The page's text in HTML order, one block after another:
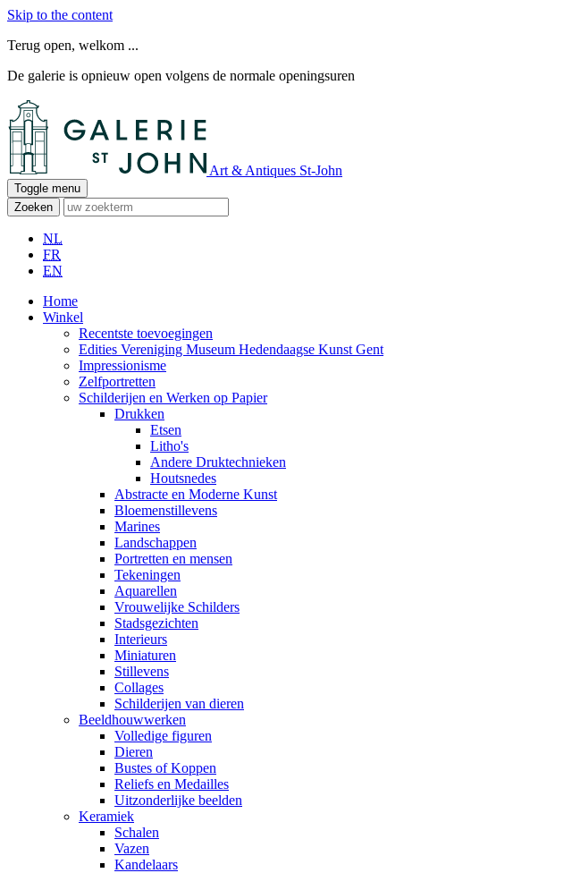
Skip to the content
Terug open, welkom ...
De galerie is opnieuw open volgens de normale openingsuren
Art & Antiques St-John
Toggle menu
Zoeken
NL
FR
EN
Home
Winkel
Recentste toevoegingen
Edities Vereniging Museum Hedendaagse Kunst Gent
Impressionisme
Zelfportretten
Schilderijen en Werken op Papier
Drukken
Etsen
Litho's
Andere Druktechnieken
Houtsnedes
Abstracte en Moderne Kunst
Bloemenstillevens
Marines
Landschappen
Portretten en mensen
Tekeningen
Aquarellen
Vrouwelijke Schilders
Stadsgezichten
Interieurs
Miniaturen
Stillevens
Collages
Schilderijen van dieren
Beeldhouwwerken
Volledige figuren
Dieren
Bustes of Koppen
Reliefs en Medailles
Uitzonderlijke beelden
Keramiek
Schalen
Vazen
Kandelaars